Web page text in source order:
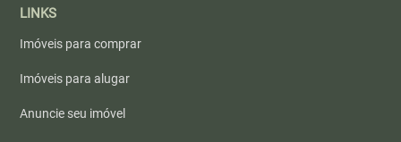
LINKS
Imóveis para comprar
Imóveis para alugar
Anuncie seu imóvel